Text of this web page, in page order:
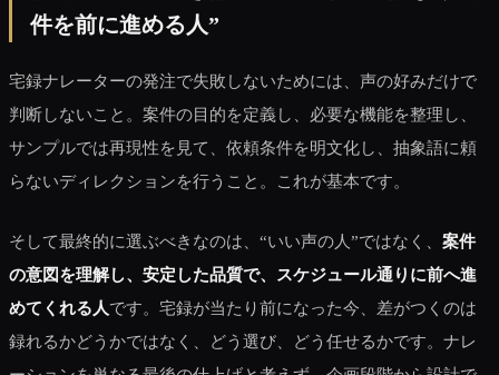
件を前に進める人”
宅録ナレーターの発注で失敗しないためには、声の好みだけで
判断しないこと。案件の目的を定義し、必要な機能を整理し、
サンプルでは再現性を見て、依頼条件を明文化し、抽象語に頼
らないディレクションを行うこと。これが基本です。
そして最終的に選ぶべきなのは、“いい声の人”ではなく、 案件
の意図を理解し、安定した品質で、スケジュール通りに前へ進
めてくれる人です。宅録が当たり前になった今、差がつくのは
録れるかどうかではなく、どう選び、どう任せるかです。ナレ